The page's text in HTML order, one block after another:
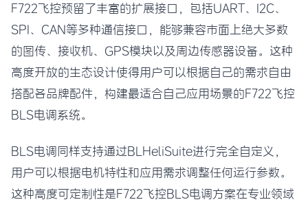
F722飞控预留了丰富的扩展接口，包括UART、I2C、
SPI、CAN等多种通信接口，能够兼容市面上绝大多数
的图传、接收机、GPS模块以及周边传感器设备。这种
高度开放的生态设计使得用户可以根据自己的需求自由
搭配各品牌配件，构建最适合自己应用场景的F722飞控
BLS电调系统。
BLS电调同样支持通过BLHeliSuite进行完全自定义，
用户可以根据电机特性和应用需求调整任何运行参数。
这种高度可定制性是F722飞控BLS电调方案在专业领域